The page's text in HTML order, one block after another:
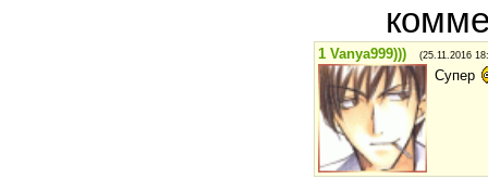
1 Vanya999))) (25.11.2016
Супер